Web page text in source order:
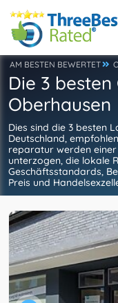
AM BESTEN BEWERTET
Die 3
Oberhausen
Dies sind die 3 besten
Deutschland,
reparatur werden
unterzogen, die lokale
Geschäftsstandards,
Preis und